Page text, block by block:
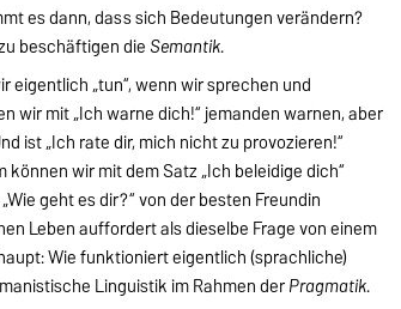
es dann, dass sich Bedeutungen verändern?
beschäftigen die Semantik.
„tun“, wenn wir sprechen und
wir mit „Ich warne dich!“ jemanden warnen, aber
ist „Ich rate dir, mich nicht zu provozieren!“
wir mit dem Satz „Ich beleidige dich“
geht es dir?“ von der besten Freundin
Leben auffordert als dieselbe Frage von einem
Wie funktioniert eigentlich (sprachliche)
Linguistik im Rahmen derPragmatik.